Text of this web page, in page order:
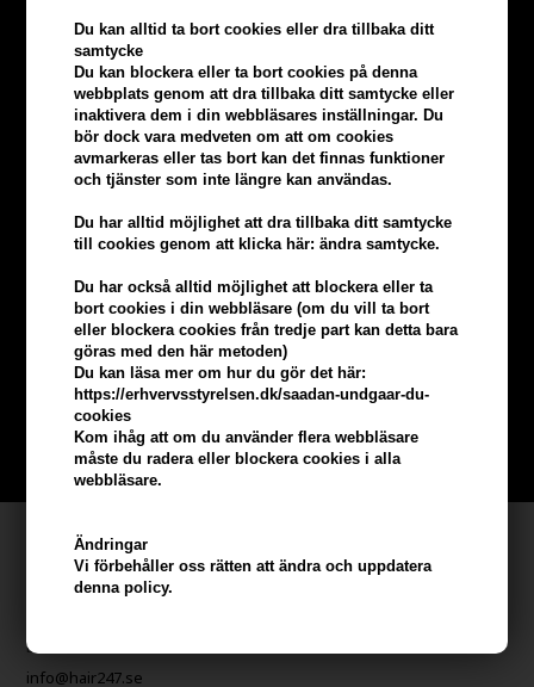
Du kan alltid ta bort cookies eller dra tillbaka ditt
samtycke
Du kan blockera eller ta bort cookies på denna
webbplats genom att dra tillbaka ditt samtycke eller
inaktivera dem i din webbläsares inställningar. Du
bör dock vara medveten om att om cookies
avmarkeras eller tas bort kan det finnas funktioner
och tjänster som inte längre kan användas.
Du har alltid möjlighet att dra tillbaka ditt samtycke
till cookies genom att klicka här: ändra samtycke.
Du har också alltid möjlighet att blockera eller ta
bort cookies i din webbläsare (om du vill ta bort
eller blockera cookies från tredje part kan detta bara
göras med den här metoden)
Du kan läsa mer om hur du gör det här:
https://erhvervsstyrelsen.dk/saadan-undgaar-du-
cookies
Kom ihåg att om du använder flera webbläsare
måste du radera eller blockera cookies i alla
webbläsare.
Ändringar
Vi förbehåller oss rätten att ändra och uppdatera
denna policy.
Tjäna5% bonuspå hela din
beställning
Bli en del av vår kundklubb gratis och få rabatter när du handlar
BLI EN GRATIS MEDLEM HÄR
Kundservice
Hair247
DK-7800 Skive
info@hair247.se